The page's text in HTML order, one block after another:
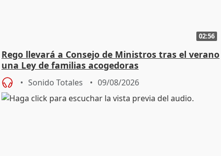
02:56
Rego llevará a Consejo de Ministros tras el verano
una Ley de familias acogedoras
Sonido Totales 09/08/2026